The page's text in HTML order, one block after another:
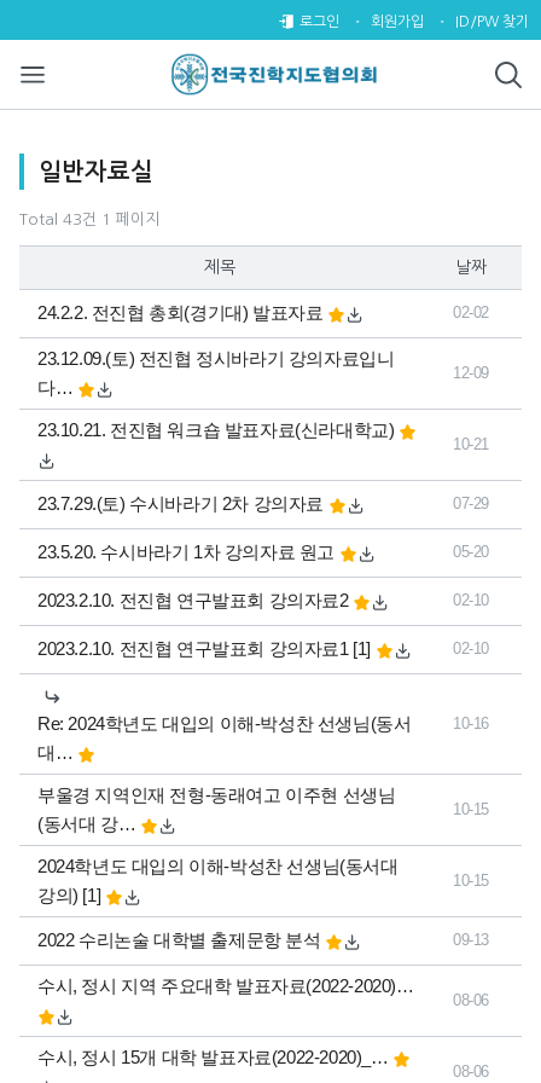
일반자료실 1 페이지
로그인 회원가입 ID/PW 찾기
일반자료실
Total 43건 1 페이지
제목 날짜
24.2.2. 전진협 총회(경기대) 발표자료 02-02
23.12.09.(토) 전진협 정시바라기 강의자료입니
다…
12-09
23.10.21. 전진협 워크숍 발표자료(신라대학교)
10-21
23.7.29.(토) 수시바라기 2차 강의자료 07-29
23.5.20. 수시바라기 1차 강의자료 원고 05-20
2023.2.10. 전진협 연구발표회 강의자료2 02-10
2023.2.10. 전진협 연구발표회 강의자료1 댓글
[1] 개 02-10
Re: 2024학년도 대입의 이해-박성찬 선생님(동서
대…
10-16
부울경 지역인재 전형-동래여고 이주현 선생님
(동서대 강…
10-15
2024학년도 대입의 이해-박성찬 선생님(동서대
강의) 댓글
[1]개
10-15
2022 수리논술 대학별 출제문항 분석 09-13
수시, 정시 지역 주요대학 발표자료(2022-2020)…
08-06
수시, 정시 15개 대학 발표자료(2022-2020)_…
08-06